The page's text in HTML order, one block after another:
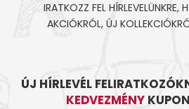
IRATKOZZ FEL HÍRLEVELÜNKRE,
AKCIÓKRÓL, ÚJ
ÚJ HÍRLEVÉL
KEDVEZMÉNY